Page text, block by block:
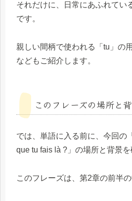
それだけに、日常にあふれてい
です。
親しい間柄で使われる「tu」の
などもご紹介します。
このフレーズの場所と
では、単語に入る前に、今回の
que tu fais là ?」の場所と背景
このフレーズは、第2章の前半